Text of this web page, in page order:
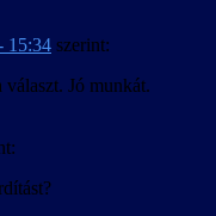
15:34 szerint:
választ. Jó munkát.